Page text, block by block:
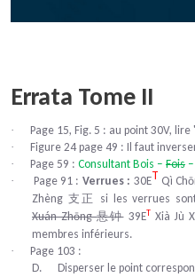
Errata Tome II
· Page 15, Fig. 5 : au point 30V, lire
· Figure 24 page 49 : Il faut
· Page 59 : Consultant Bois – Fois –
· Page 91 : Verrues : 30ET Qì
Zhèng 支正 si les verrues
Xuán Zhōng悬钟 39ET Xià Jù
membres inférieurs.​
·
Page 103 :
D.
Disperser le point